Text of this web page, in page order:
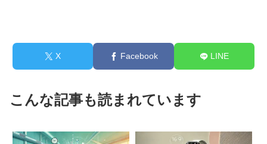
X Facebook LINE
こんな記事も読まれています